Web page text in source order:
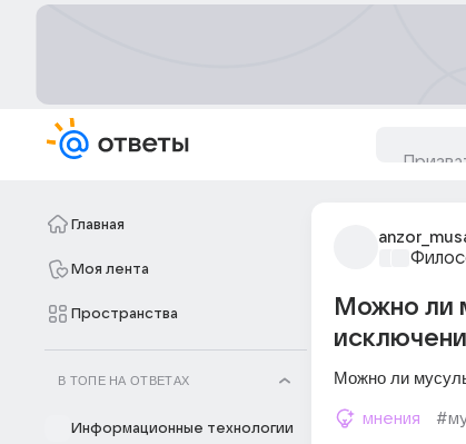
Главная
Моя лента
Пространства
В ТОПЕ НА ОТВЕТАХ
Информационные технологии
Можно ли
Можно ли
мнения